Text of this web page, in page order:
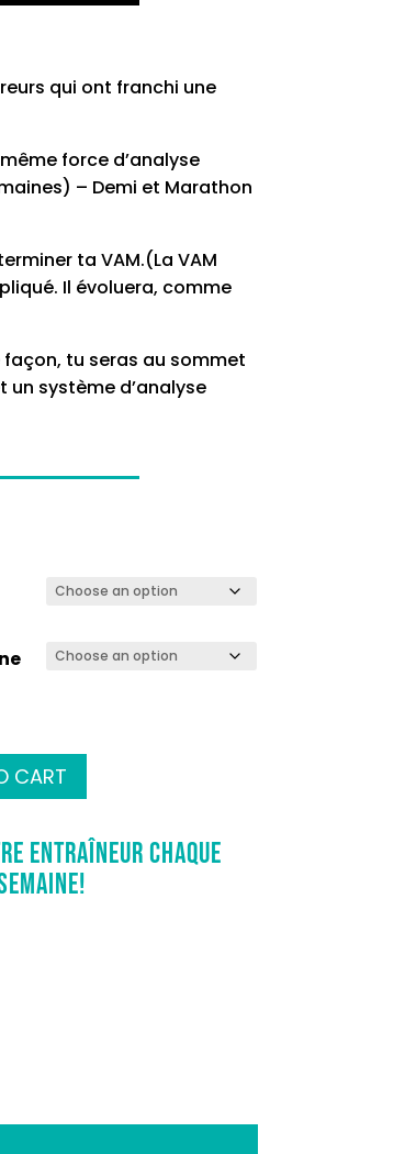
qui ont franchi une
force d’analyse
– Demi et Marathon
ta VAM.(La VAM
Il évoluera, comme
tu seras au sommet
système d’analyse
CART
entraîneur chaque